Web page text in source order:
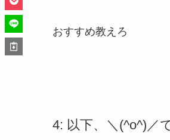
おすすめ教えろ
4: 以下、＼(^o^)／